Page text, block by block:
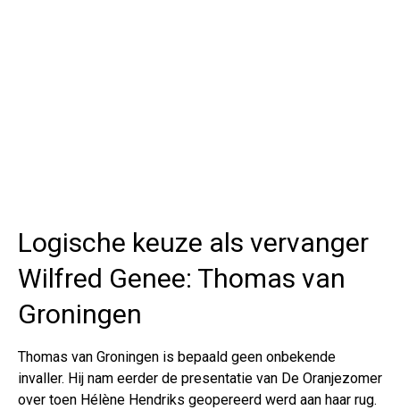
Logische keuze als vervanger
Wilfred Genee: Thomas van
Groningen
Thomas van Groningen is bepaald geen onbekende
invaller. Hij nam eerder de presentatie van De Oranjezomer
over toen Hélène Hendriks geopereerd werd aan haar rug.